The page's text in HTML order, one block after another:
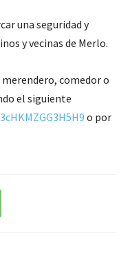
una seguridad y
y vecinas de Merlo.
comedor o
el siguiente
o por